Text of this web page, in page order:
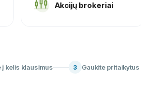
Akcijų brokeriai
į kelis klausimus 3 Gaukite